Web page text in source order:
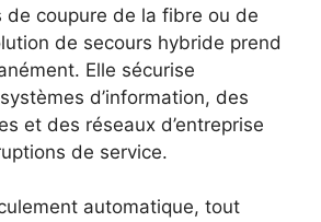
de coupure de la fibre ou de
de secours hybride prend
Elle sécurise
d’information, des
et des réseaux d’entreprise
de service.
automatique, tout